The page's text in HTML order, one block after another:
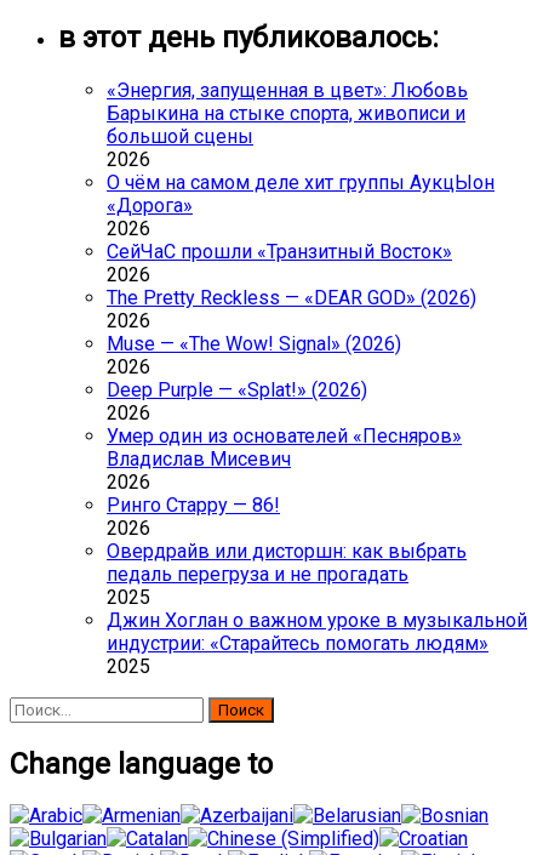
в этот день публиковалось:
«Энергия, запущенная в цвет»: Любовь
Барыкина на стыке спорта, живописи и
большой сцены
2026
О чём на самом деле хит группы АукцЫон
«Дорога»
2026
СейЧаС прошли «Транзитный Восток»
2026
The Pretty Reckless — «DEAR GOD» (2026)
2026
Muse — «The Wow! Signal» (2026)
2026
Deep Purple — «Splat!» (2026)
2026
Умер один из основателей «Песняров»
Владислав Мисевич
2026
Ринго Старру — 86!
2026
Овердрайв или дисторшн: как выбрать
педаль перегруза и не прогадать
2025
Джин Хоглан о важном уроке в музыкальной
индустрии: «Старайтесь помогать людям»
2025
Найти:
Change language to